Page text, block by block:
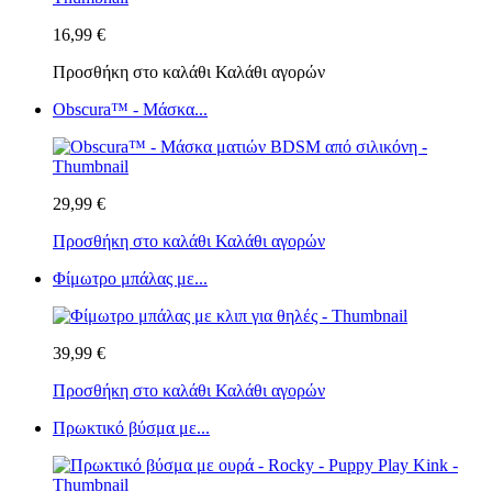
16,99 €
Προσθήκη στο καλάθι Καλάθι αγορών
Obscura™ - Μάσκα...
29,99 €
Προσθήκη στο καλάθι Καλάθι αγορών
Φίμωτρο μπάλας με...
39,99 €
Προσθήκη στο καλάθι Καλάθι αγορών
Πρωκτικό βύσμα με...